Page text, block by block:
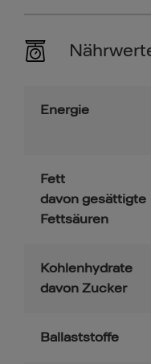
Energie
Fett
davon gesättigte
Fettsäuren
Kohlenhydrate
davon Zucker
Ballaststoffe